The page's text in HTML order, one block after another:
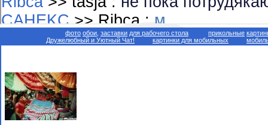
фото обои, заставки для рабочего стола прикольные
Дружелюбный и Уютный Чат!
картинки для мобильных